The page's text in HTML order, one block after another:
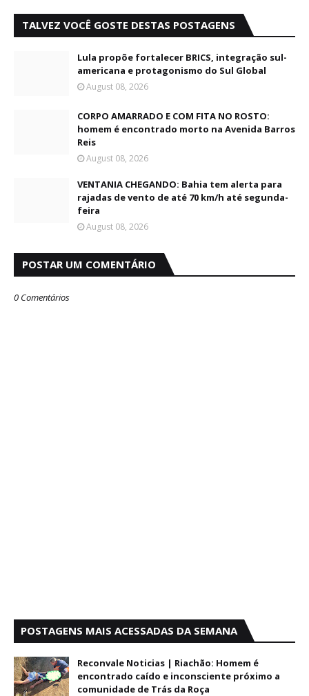
TALVEZ VOCÊ GOSTE DESTAS POSTAGENS
Lula propõe fortalecer BRICS, integração sul-
americana e protagonismo do Sul Global
August 08, 2026
CORPO AMARRADO E COM FITA NO ROSTO:
homem é encontrado morto na Avenida Barros
Reis
August 08, 2026
VENTANIA CHEGANDO: Bahia tem alerta para
rajadas de vento de até 70 km/h até segunda-
feira
August 08, 2026
POSTAR UM COMENTÁRIO
0 Comentários
POSTAGENS MAIS ACESSADAS DA SEMANA
Reconvale Noticias | Riachão: Homem é
encontrado caído e inconsciente próximo a
comunidade de Trás da Roça